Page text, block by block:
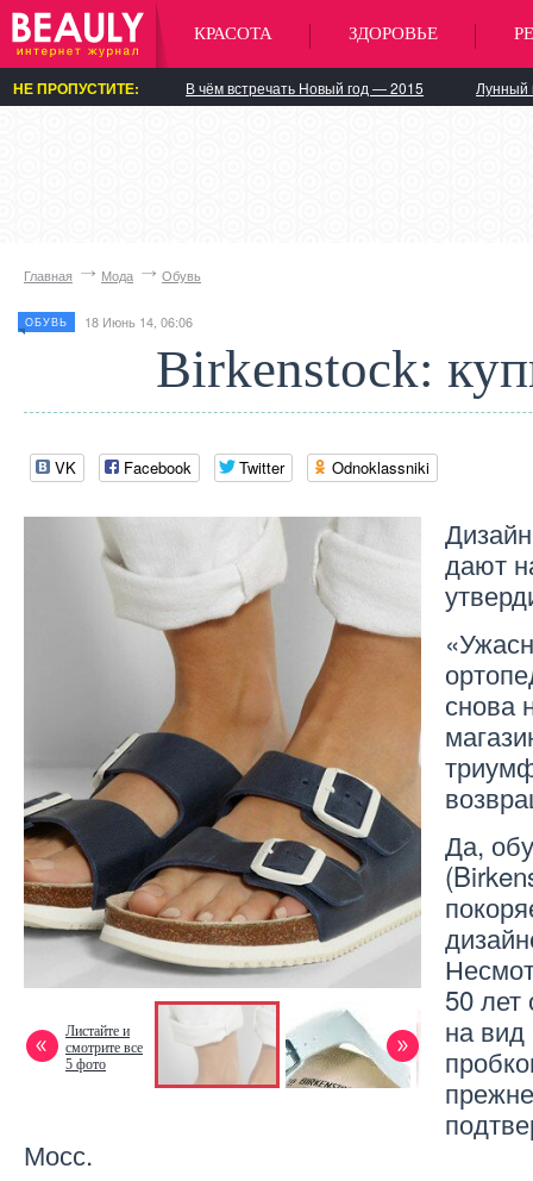
КРАСОТА ЗДОРОВЬЕ
НЕ ПРОПУСТИТЕ: В чём встречать Новый год — 2015 Лунный
Главная Мода Обувь
ОБУВЬ 18 Июнь 14, 06:06
Birkenstock:
VK Facebook Twitter Odnoklassniki
Листайте и
смотрите все
5 фото
дают
снова
Да,
50 лет
на
Мосс.